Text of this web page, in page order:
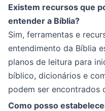
Existem recursos que
entender a Bíblia?
Sim, ferramentas e
entendimento da Bíblia
planos de leitura para
bíblico, dicionários e
podem ser encontrados
Como posso